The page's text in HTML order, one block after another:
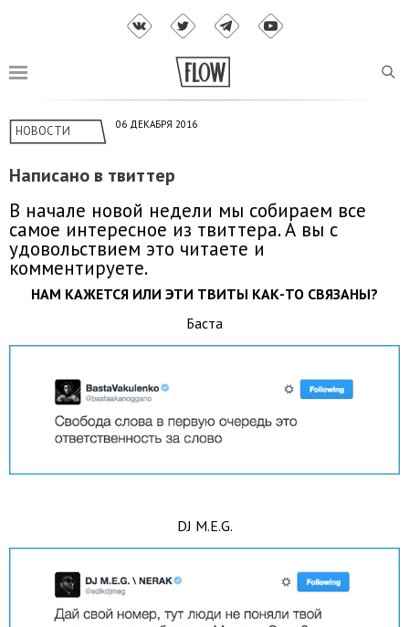
НОВОСТИ 06 ДЕКАБРЯ 2016
Написано в твиттер
В начале новой недели мы собираем все
самое интересное из твиттера. А вы с
удовольствием это читаете и
комментируете.
НАМ КАЖЕТСЯ ИЛИ ЭТИ ТВИТЫ КАК-ТО СВЯЗАНЫ?
Баста
DJ M.E.G.